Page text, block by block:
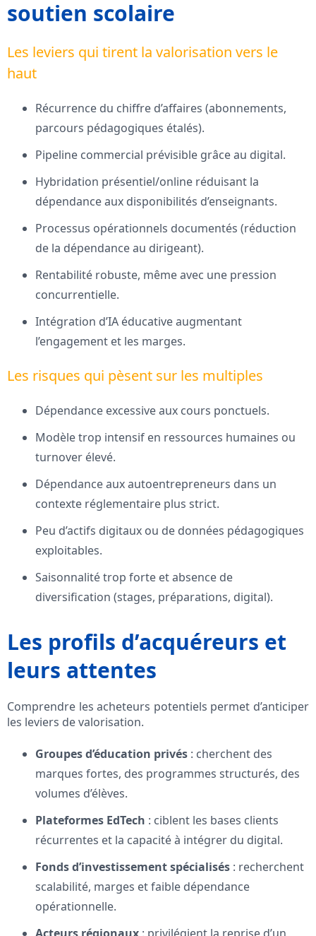
soutien scolaire
Les leviers qui tirent la valorisation vers le
haut
Récurrence du chiffre d’affaires (abonnements,
parcours pédagogiques étalés).
Pipeline commercial prévisible grâce au digital.
Hybridation présentiel/online réduisant la
dépendance aux disponibilités d’enseignants.
Processus opérationnels documentés (réduction
de la dépendance au dirigeant).
Rentabilité robuste, même avec une pression
concurrentielle.
Intégration d’IA éducative augmentant
l’engagement et les marges.
Les risques qui pèsent sur les multiples
Dépendance excessive aux cours ponctuels.
Modèle trop intensif en ressources humaines ou
turnover élevé.
Dépendance aux autoentrepreneurs dans un
contexte réglementaire plus strict.
Peu d’actifs digitaux ou de données pédagogiques
exploitables.
Saisonnalité trop forte et absence de
diversification (stages, préparations, digital).
Les profils d’acquéreurs et
leurs attentes
Comprendre les acheteurs potentiels permet d’anticiper
les leviers de valorisation.
Groupes d’éducation privés : cherchent des
marques fortes, des programmes structurés, des
volumes d’élèves.
Plateformes EdTech : ciblent les bases clients
récurrentes et la capacité à intégrer du digital.
Fonds d’investissement spécialisés : recherchent
scalabilité, marges et faible dépendance
opérationnelle.